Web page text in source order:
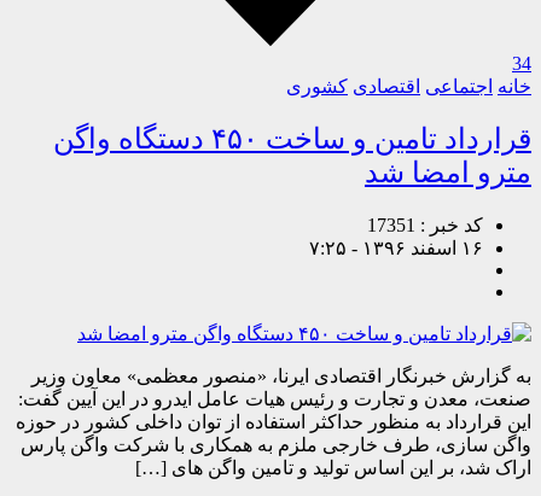
34
خانه اجتماعی اقتصادی کشوری
قرارداد تامین و ساخت ۴۵۰ دستگاه واگن
مترو امضا شد
کد خبر : 17351
۱۶ اسفند ۱۳۹۶ - ۷:۲۵
به گزارش خبرنگار اقتصادی ایرنا، «منصور معظمی» معاون وزیر
صنعت، معدن و تجارت و رئیس هیات عامل ایدرو در این آیین گفت:
این قرارداد به منظور حداکثر استفاده از توان داخلی کشور در حوزه
واگن سازی، طرف خارجی ملزم به همکاری با شرکت واگن پارس
اراک شد، بر این اساس تولید و تامین واگن های […]